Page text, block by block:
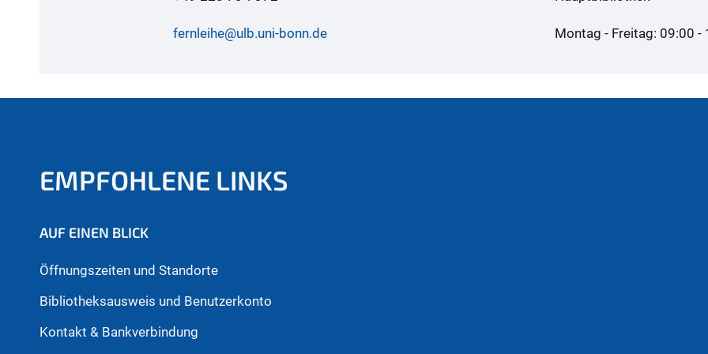
fernleihe@ulb.uni-bonn.de Montag - Freitag: 09:00 -
EMPFOHLENE LINKS
AUF EINEN BLICK
Öffnungszeiten und Standorte
Bibliotheksausweis und Benutzerkonto
Kontakt & Bankverbindung